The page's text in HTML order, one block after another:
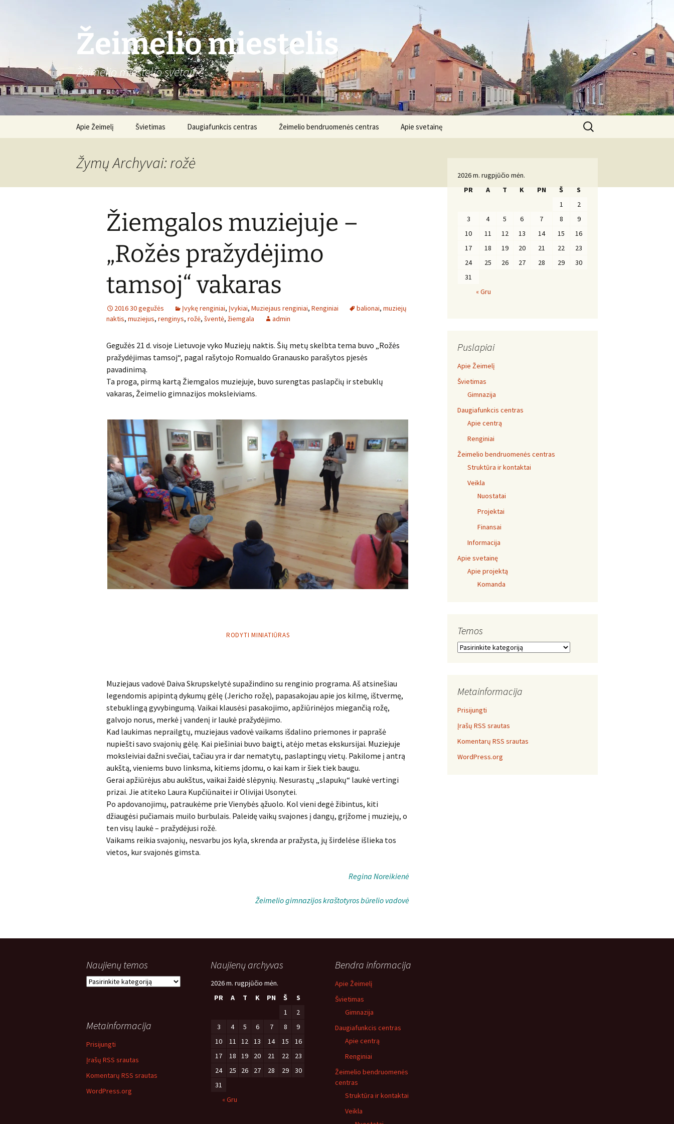
Žeimelio miestelis
Žeimelio miestelio svetainė
Apie Žeimelį Švietimas Daugiafunkcis centras
Renginiai
Žeimelio bendruomenės centras Apie svetainę
Ieškoti:
Žymų Archyvai: rožė
Žiemgalos muziejuje –
„Rožės pražydėjimo
tamsoj“ vakaras
2016 30 gegužės Įvykę renginiai, Įvykiai, Muziejaus renginiai, Renginiai balionai, muziejų
naktis, muziejus, renginys, rožė, šventė, žiemgala admin
Gegužės 21 d. visoje Lietuvoje vyko Muziejų naktis. Šių metų skelbta tema buvo „Rožės
pražydėjimas tamsoj“, pagal rašytojo Romualdo Granausko parašytos pjesės
pavadinimą.
Ta proga, pirmą kartą Žiemgalos muziejuje, buvo surengtas paslapčių ir stebuklų
vakaras, Žeimelio gimnazijos moksleiviams.
RODYTI MINIATIŪRAS
Muziejaus vadovė Daiva Skrupskelytė supažindino su renginio programa. Aš atsinešiau
legendomis apipintą dykumų gėlę (Jericho rožę), papasakojau apie jos kilmę, ištvermę,
stebuklingą gyvybingumą. Vaikai klausėsi pasakojimo, apžiūrinėjos miegančią rožę,
galvojo norus, merkė į vandenį ir laukė pražydėjimo.
Kad laukimas neprailgtų, muziejaus vadovė vaikams išdalino priemones ir paprašė
nupiešti savo svajonių gėlę. Kai piešiniai buvo baigti, atėjo metas ekskursijai. Muziejuje
moksleiviai dažni svečiai, tačiau yra ir dar nematytų, paslaptingų vietų. Pakilome į antrą
aukštą, vieniems buvo linksma, kitiems įdomu, o kai kam ir šiek tiek baugu.
Gerai apžiūrėjus abu aukštus, vaikai žaidė slėpynių. Nesurastų „slapukų“ laukė vertingi
prizai. Jie atiteko Laura Kupčiūnaitei ir Olivijai Usonytei.
Po apdovanojimų, patraukėme prie Vienybės ąžuolo. Kol vieni degė žibintus, kiti
džiaugėsi pučiamais muilo burbulais. Paleidę vaikų svajones į dangų, grįžome į muziejų, o
ten visų laukė – pražydėjusi rožė.
Vaikams reikia svajonių, nesvarbu jos kyla, skrenda ar pražysta, jų širdelėse išlieka tos
vietos, kur svajonės gimsta.
Regina Noreikienė
Žeimelio gimnazijos kraštotyros būrelio vadovė
2026 m. rugpjūčio mėn.
PR
A T K PN Š
S
1
2
3
4 5 6 7 8
9
10
11 12 13 14 15
16
17
18 19 20 21 22
23
24
25 26 27 28 29
30
31
« Gru
Puslapiai
Apie Žeimelį
Švietimas
Gimnazija
Daugiafunkcis centras
Apie centrą
Renginiai
Žeimelio bendruomenės centras
Struktūra ir kontaktai
Veikla
Nuostatai
Projektai
Finansai
Informacija
Apie svetainę
Apie projektą
Komanda
Temos
Temos
Metainformacija
Prisijungti
Įrašų RSS srautas
Komentarų RSS srautas
WordPress.org
Naujienų temos
Naujienų
Naujienų archyvas
2026 m. rugpjūčio mėn.
PR
A T K PN Š
S
1
2
3
4 5 6 7 8
9
10
11 12 13 14 15
16
17
18 19 20 21 22
23
24
25 26 27 28 29
30
31
« Gru
Bendra informacija
Apie Žeimelį
Švietimas
Gimnazija
Daugiafunkcis centras
Apie centrą
Renginiai
Žeimelio bendruomenės
centras
Struktūra ir kontaktai
Veikla
Metainformacija
Prisijungti
Įrašų RSS srautas
Komentarų RSS srautas
WordPress.org